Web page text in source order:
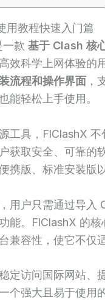
用教程快速入门篇
一款 基于 Clash 核
效科学上网体验的
流程和操作界面 ，
能轻松上手使用。
工具，FlClashX
获取安全、可靠的
携版、标准安装版
用户只需通过导入
能。FlClashX 的
兼容性，使它不仅
定访问国际网站、
个强大且易于使用